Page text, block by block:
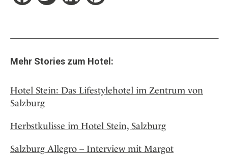
Mehr Stories zum Hotel:
Hotel Stein: Das Lifestylehotel im Zentrum von
Salzburg
Herbstkulisse im Hotel Stein, Salzburg
Salzburg Allegro – Interview mit Margot